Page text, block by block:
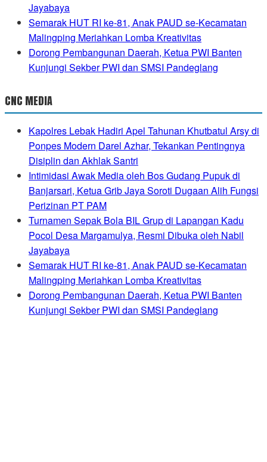
Jayabaya
Semarak HUT RI ke-81, Anak PAUD se-Kecamatan
Malingping Meriahkan Lomba Kreativitas
Dorong Pembangunan Daerah, Ketua PWI Banten
Kunjungi Sekber PWI dan SMSI Pandeglang
CNC MEDIA
Kapolres Lebak Hadiri Apel Tahunan Khutbatul Arsy di
Ponpes Modern Darel Azhar, Tekankan Pentingnya
Disiplin dan Akhlak Santri
Intimidasi Awak Media oleh Bos Gudang Pupuk di
Banjarsari, Ketua Grib Jaya Soroti Dugaan Alih Fungsi
Perizinan PT PAM
Turnamen Sepak Bola BIL Grup di Lapangan Kadu
Pocol Desa Margamulya, Resmi Dibuka oleh Nabil
Jayabaya
Semarak HUT RI ke-81, Anak PAUD se-Kecamatan
Malingping Meriahkan Lomba Kreativitas
Dorong Pembangunan Daerah, Ketua PWI Banten
Kunjungi Sekber PWI dan SMSI Pandeglang